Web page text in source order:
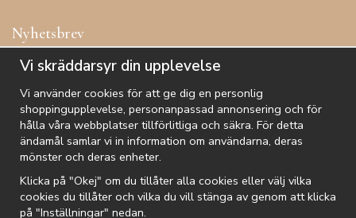
Nyhetsbrev
Få inspiration, förtur till kampanjer, specialerbjudanden och
De uppgifter du matar in kommer endast användas till våra nyhetsbrev.
Vi skräddarsyr din upplevelse
Vi använder cookies för att ge dig en personlig
shoppingupplevelse, personanpassad annonsering och för
hålla våra webbplatser tillförlitliga och säkra. För detta
ändamål samlar vi in information om användarna, deras
mönster och deras enheter.
Klicka på "Okej" om du tillåter alla cookies eller välj vilka
cookies du tillåter och vilka du vill stänga av genom att klicka
på "Inställningar" nedan.